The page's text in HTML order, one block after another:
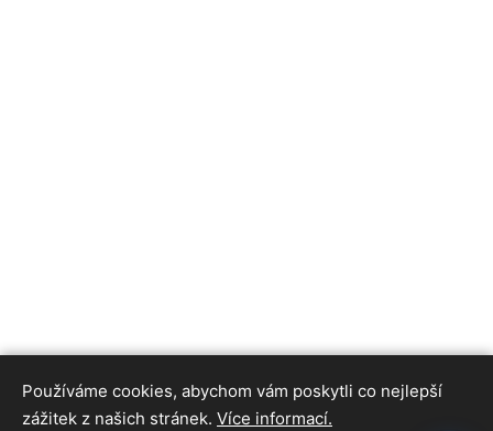
Používáme cookies, abychom vám poskytli co nejlepší
zážitek z našich stránek. Více informací.